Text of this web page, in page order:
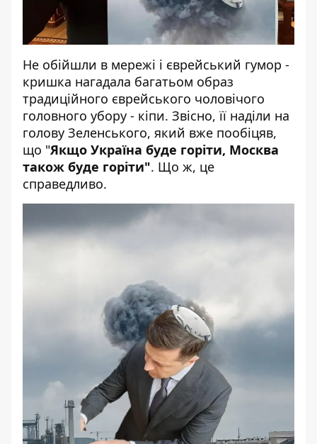
Не обійшли в мережі і єврейський гумор -
кришка нагадала багатьом образ
традиційного єврейського чоловічого
головного убору - кіпи. Звісно, її наділи на
голову Зеленського, який вже пообіцяв,
що "Якщо Україна буде горіти, Москва
також буде горіти". Що ж, це
справедливо.